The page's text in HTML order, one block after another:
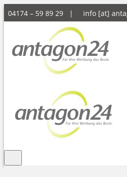
04174 – 59 89 29 | info [at]